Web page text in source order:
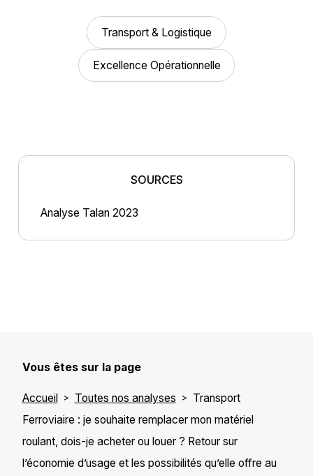
Transport & Logistique
Excellence Opérationnelle
SOURCES
Analyse Talan 2023
Vous êtes sur la page
Accueil Toutes nos analyses
Transport
Ferroviaire : je souhaite remplacer mon matériel
roulant, dois-je acheter ou louer ? Retour sur
l’économie d’usage et les possibilités qu’elle offre au